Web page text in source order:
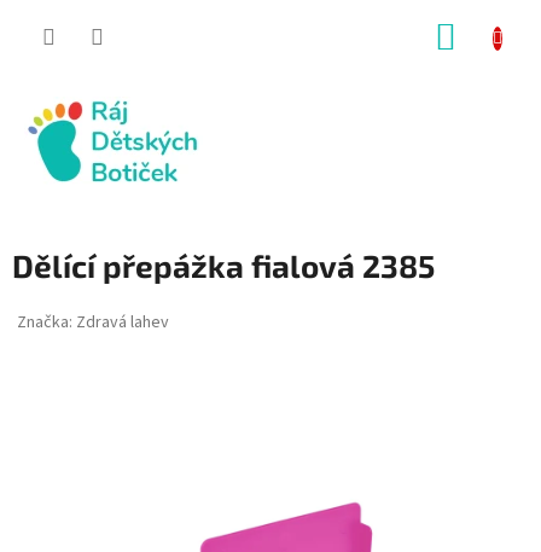
Dělící přepážka fialová 2385
Značka: Zdravá lahev